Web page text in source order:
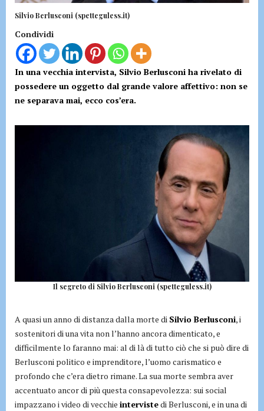
Silvio Berlusconi (spetteguless.it)
Condividi
In una vecchia intervista, Silvio Berlusconi ha rivelato di
possedere un oggetto dal grande valore affettivo: non se
ne separava mai, ecco cos’era.
Il segreto di Silvio Berlusconi (spetteguless.it)
A quasi un anno di distanza dalla morte di Silvio Berlusconi, i
sostenitori di una vita non l’hanno ancora dimenticato, e
difficilmente lo faranno mai: al di là di tutto ciò che si può dire di
Berlusconi politico e imprenditore, l’uomo carismatico e
profondo che c’era dietro rimane. La sua morte sembra aver
accentuato ancor di più questa consapevolezza: sui social
impazzano i video di vecchie intervistedi Berlusconi, e in una di